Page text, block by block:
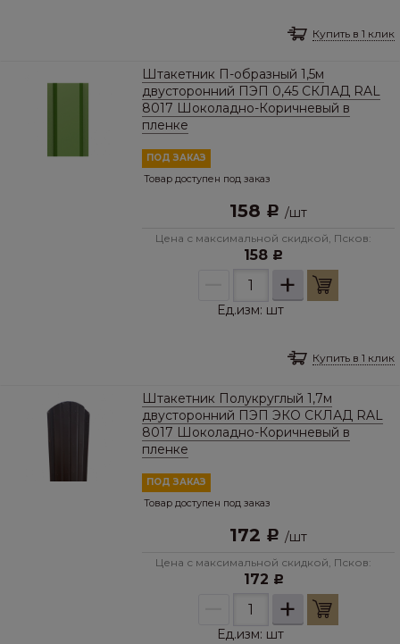
Купить в 1 клик
Штакетник П-образный 1,5м
двусторонний ПЭП 0,45 СКЛАД RAL
8017 Шоколадно-Коричневый в
пленке
ПОД ЗАКАЗ
Товар доступен под заказ
158 Р /шт
Цена с максимальной скидкой, Псков:
158 Р
+
Ед.изм: шт
Купить в 1 клик
Штакетник Полукруглый 1,7м
двусторонний ПЭП ЭКО СКЛАД RAL
8017 Шоколадно-Коричневый в
пленке
ПОД ЗАКАЗ
Товар доступен под заказ
172 Р /шт
Цена с максимальной скидкой, Псков:
172 Р
+
Ед.изм: шт